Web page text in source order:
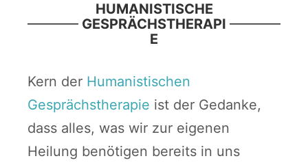
HUMANISTISCHE
GESPRÄCHSTHERAPI
E
Kern der Humanistischen
Gesprächstherapie ist der Gedanke,
dass alles, was wir zur eigenen
Heilung benötigen bereits in uns